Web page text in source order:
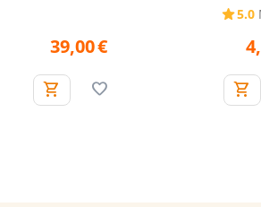
39,00€
5.0